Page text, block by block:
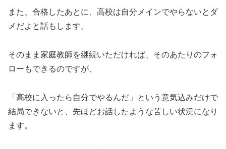
また、合格したあとに、高校は自分メインでやらないとダ
メだよと話もします。
そのまま家庭教師を継続いただければ、そのあたりのフォ
ローもできるのですが、
「高校に入ったら自分でやるんだ」という意気込みだけで
結局できないと、先ほどお話したような苦しい状況になり
ます。